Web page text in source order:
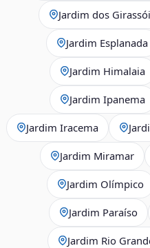
Jardim dos
Jardim Esplanada
Jardim Himalaia
Jardim Ipanema
Jardim Iracema
Jardim Miramar
Jardim Olímpico
Jardim Paraíso
Jardim Rio